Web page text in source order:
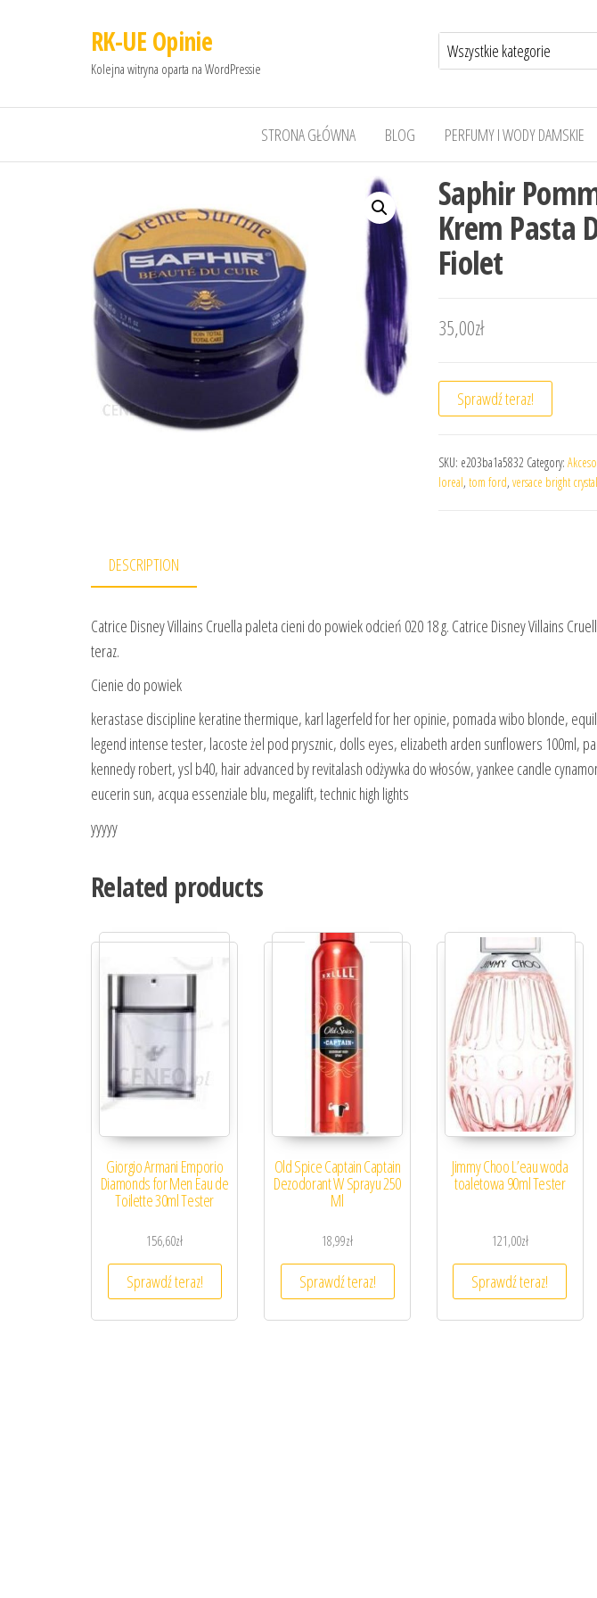
RK-UE Opinie
Kolejna witryna oparta na WordPressie
STRONA GŁÓWNA BLOG PERFUMY I WODY DAMSKIE
Saphir
Krem Pasta
Fiolet
35,00zł
Sprawdź teraz!
SKU: e203ba1a5832 Category:
loreal, tom ford, versace bright crystal
DESCRIPTION
Catrice Disney Villains Cruella paleta cieni do powiek odcień 020 18 g. Catrice Disney Villains
teraz.
Cienie do powiek
kerastase discipline keratine thermique, karl lagerfeld for her opinie, pomada wibo blonde,
legend intense tester, lacoste żel pod prysznic, dolls eyes, elizabeth arden sunflowers 100ml,
kennedy robert, ysl b40, hair advanced by revitalash odżywka do włosów, yankee candle
eucerin sun, acqua essenziale blu, megalift, technic high lights
yyyyy
Related products
Giorgio Armani Emporio
Diamonds for Men Eau de
Toilette 30ml Tester
156,60zł
Sprawdź teraz!
Old Spice Captain Captain
Dezodorant W Sprayu 250
Ml
18,99zł
Sprawdź teraz!
Jimmy Choo L’eau woda
toaletowa 90ml Tester
121,00zł
Sprawdź teraz!